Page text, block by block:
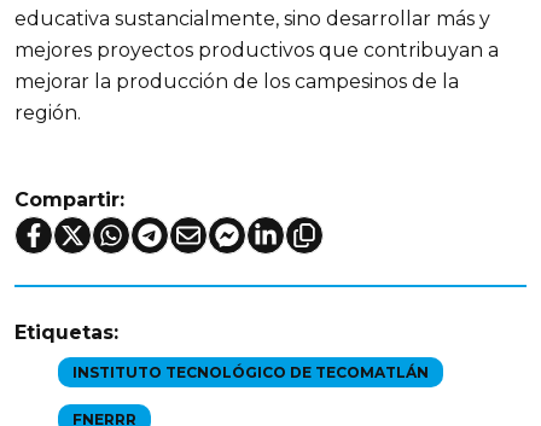
educativa sustancialmente, sino desarrollar más y
mejores proyectos productivos que contribuyan a
mejorar la producción de los campesinos de la
región.
Compartir:
Etiquetas:
INSTITUTO TECNOLÓGICO DE TECOMATLÁN
FNERRR